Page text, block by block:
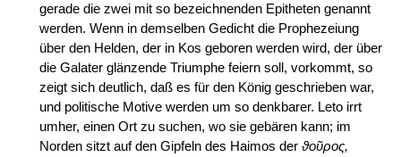
gerade die zwei mit so bezeichnenden Epitheten genannt
werden. Wenn in demselben Gedicht die Prophezeiung
über den Helden, der in Kos geboren werden wird, der über
die Galater glänzende Triumphe feiern soll, vorkommt, so
zeigt sich deutlich, daß es für den König geschrieben war,
und politische Motive werden um so denkbarer. Leto irrt
umher, einen Ort zu suchen, wo sie gebären kann; im
Norden sitzt auf den Gipfeln des Haimos der ϑοῦρος,